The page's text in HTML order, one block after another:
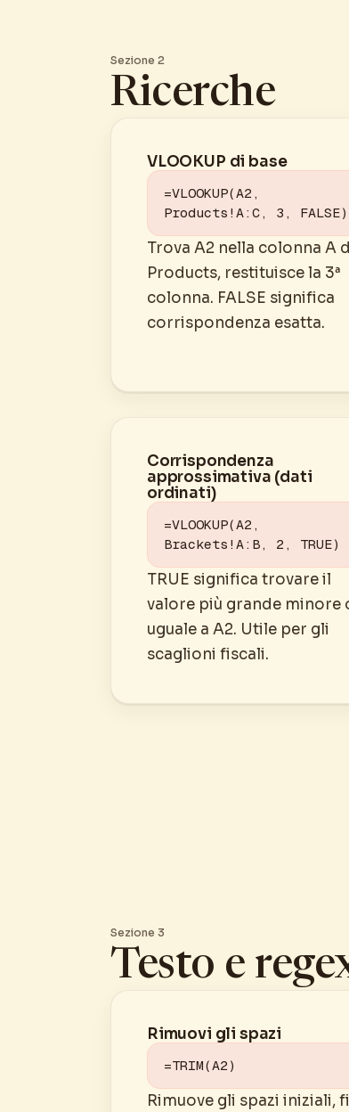
Sezione 2
Ricerche
VLOOKUP di base
=VLOOKUP(A2,
Products!A:C, 3, FALSE)
Trova A2 nella colonna A
Products, restituisce la 3ª
colonna. FALSE significa
corrispondenza esatta.
Corrispondenza
approssimativa (dati
ordinati)
=VLOOKUP(A2,
Brackets!A:B, 2, TRUE)
TRUE significa trovare il
valore più grande minore
uguale a A2. Utile per gli
scaglioni fiscali.
Sezione 3
Testo e
Rimuovi gli spazi
=TRIM(A2)
Rimuove gli spazi iniziali,